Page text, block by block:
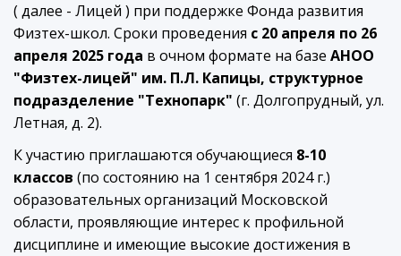
( далее - Лицей ) при поддержке Фонда развития
Физтех-школ. Сроки проведения c 20 апреля по 26
апреля 2025 года в очном формате на базе АНОО
"Физтех-лицей" им. П.Л. Капицы, структурное
подразделение "Технопарк" (г. Долгопрудный, ул.
Летная, д. 2).
К участию приглашаются обучающиеся 8-10
классов (по состоянию на 1 сентября 2024 г.)
образовательных организаций Московской
области, проявляющие интерес к профильной
дисциплине и имеющие высокие достижения в